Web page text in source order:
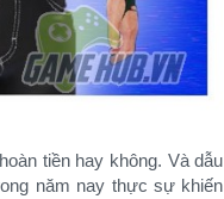
tiền hay không. Và dẫu
năm nay thực sự khiến